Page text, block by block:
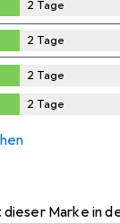
2 Tage
2 Tage
2 Tage
2 Tage
Marke in